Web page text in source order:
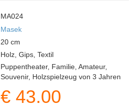
MA024
Masek
20 cm
Holz, Gips, Textil
Puppentheater, Familie, Amateur,
Souvenir, Holzspielzeug von 3 Jahren
€ 43.00